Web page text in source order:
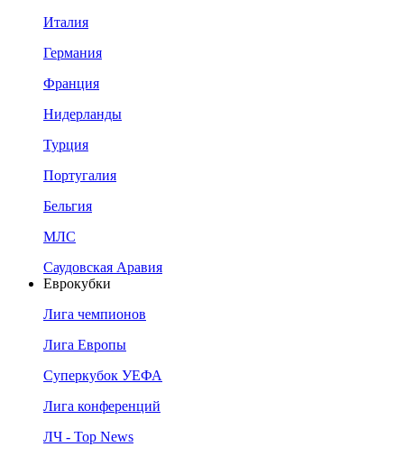
Италия
Германия
Франция
Нидерланды
Турция
Португалия
Бельгия
МЛС
Саудовская Аравия
Еврокубки
Лига чемпионов
Лига Европы
Суперкубок УЕФА
Лига конференций
ЛЧ - Top News